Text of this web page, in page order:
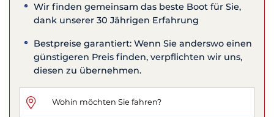
Wir finden gemeinsam das beste Boot für Sie,
dank unserer 30 Jährigen Erfahrung
Bestpreise garantiert: Wenn Sie anderswo einen
günstigeren Preis finden, verpflichten wir uns,
diesen zu übernehmen.